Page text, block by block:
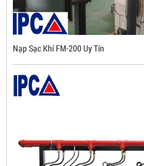
Nạp Sạc Khí FM-200 Uy Tín